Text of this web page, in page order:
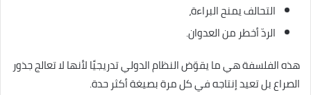
التحالف يمنح البراءة،
الردّ أخطر من العدوان.
هذه الفلسفة هي ما يقوّض النظام الدولي تدريجيًا لأنها لا تعالج جذور
الصراع بل تعيد إنتاجه في كل مرة بصيغة أكثر حدة.